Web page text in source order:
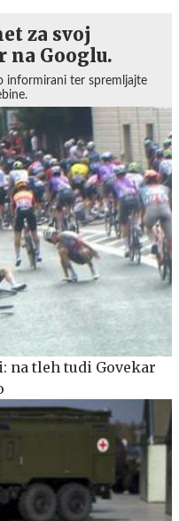
za svoj
na Googlu.
informirani ter spremljajte
na tleh tudi Govekar